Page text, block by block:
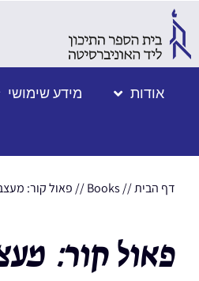
אודות מידע שימושי
דף הבית//
Books
// פאול קור:
פאול קור: